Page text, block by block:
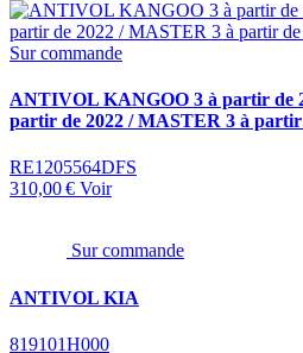
Sur commande
ANTIVOL KANGOO 3 à partir de
partir de 2022 / MASTER 3 à partir
RE1205564DFS
310,00 € Voir
Sur commande
ANTIVOL KIA
819101H000